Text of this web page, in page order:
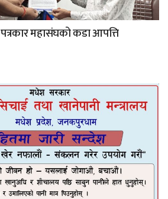
महासंघको कडा आपत्ति